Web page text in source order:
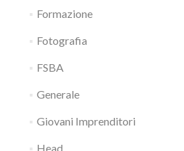
Formazione
Fotografia
FSBA
Generale
Giovani Imprenditori
Head